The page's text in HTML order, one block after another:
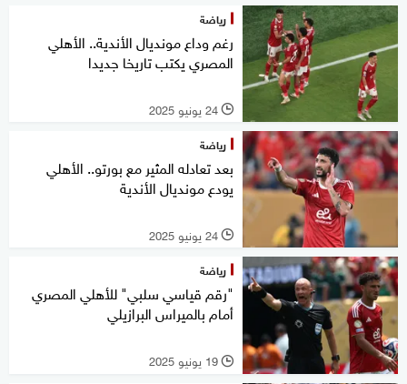
رياضة
رغم وداع مونديال الأندية.. الأهلي
المصري يكتب تاريخا جديدا
l 24 يونيو 2025
رياضة
بعد تعادله المثير مع بورتو.. الأهلي
يودع مونديال الأندية
l 24 يونيو 2025
رياضة
"رقم قياسي سلبي" للأهلي المصري
أمام بالميراس البرازيلي
l 19 يونيو 2025